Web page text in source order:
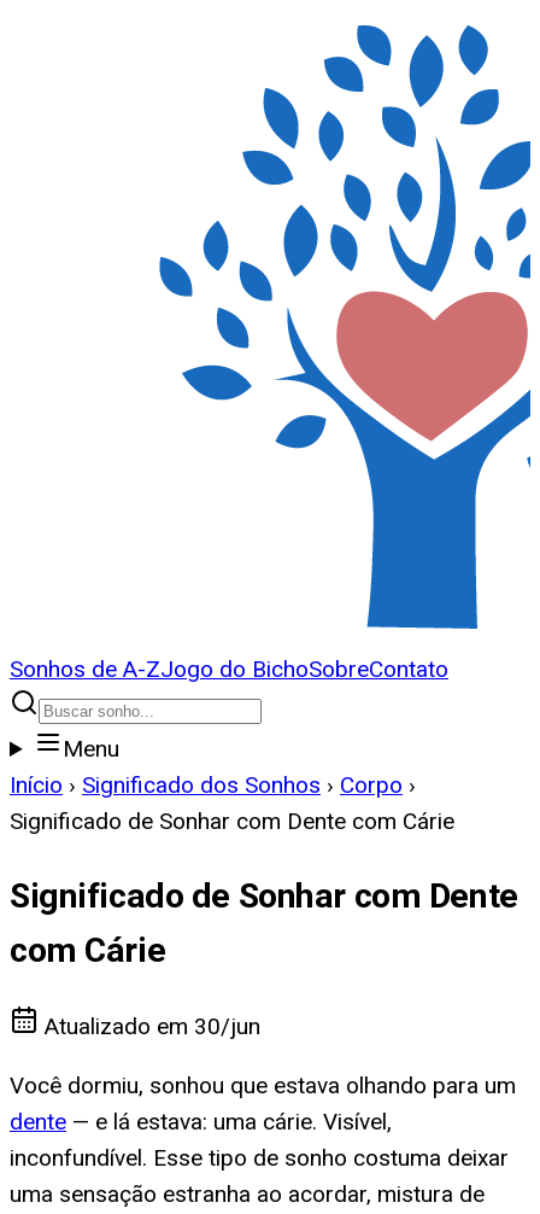
Sonhos de A-ZJogo do BichoSobreContato
Menu
Início › Significado dos Sonhos › Corpo ›
Significado de Sonhar com Dente com Cárie
Significado de Sonhar com Dente
com Cárie
Atualizado em 30/jun
Você dormiu, sonhou que estava olhando para um
dente — e lá estava: uma cárie. Visível,
inconfundível. Esse tipo de sonho costuma deixar
uma sensação estranha ao acordar, mistura de